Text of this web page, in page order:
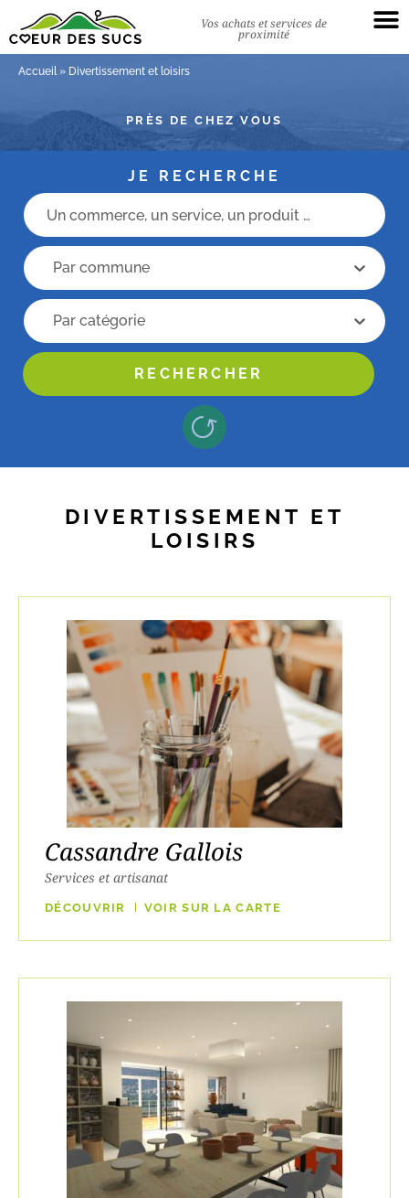
Vos achats et services de
proximité
Accueil» Divertissement et loisirs
PRÈS DE CHEZ VOUS
JE RECHERCHE
Champs recherche
recherche commune
recherche commune
Recherche categorie
Recherche categorie
DIVERTISSEMENT ET
LOISIRS
Cassandre Gallois
Services et artisanat
DÉCOUVRIR VOIR SUR LA CARTE